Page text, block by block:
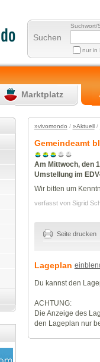
Suchen
Suchwort/
nur in
Marktplatz
»vivomondo / »Aktuell/
Gemeindeamt
Am Mittwoch, den
Umstellung im
Wir bitten um
verfasst von Sigrid
Seite drucken
Lageplan
Du kannst den
ACHTUNG:
Die Anzeige des
den Lageplan nur